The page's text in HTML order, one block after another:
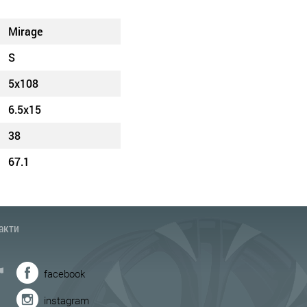
Mirage
S
5x108
6.5x15
38
67.1
facebook
instagram